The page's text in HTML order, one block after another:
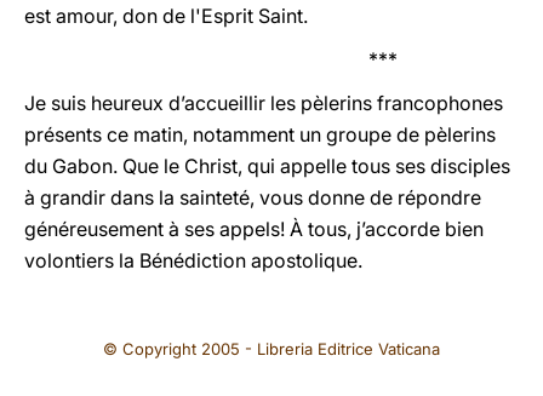
est amour, don de l'Esprit Saint.
***
Je suis heureux d’accueillir les pèlerins francophones
présents ce matin, notamment un groupe de pèlerins
du Gabon. Que le Christ, qui appelle tous ses disciples
à grandir dans la sainteté, vous donne de répondre
généreusement à ses appels! À tous, j’accorde bien
volontiers la Bénédiction apostolique.
© Copyright 2005 - Libreria Editrice Vaticana